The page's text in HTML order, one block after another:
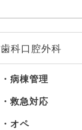
歯科口腔外科
病棟管理
救急対応
オペ